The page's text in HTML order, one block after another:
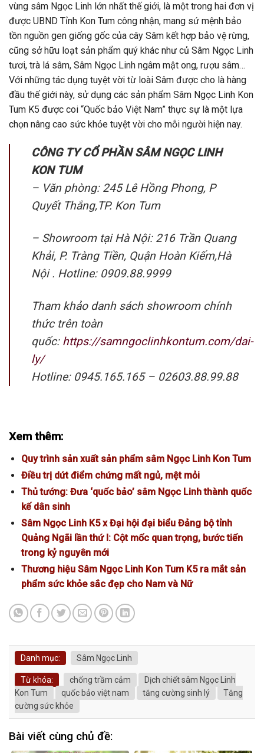
vùng sâm Ngọc Linh lớn nhất thế giới, là một trong hai đơn vị
được UBND Tỉnh Kon Tum công nhận, mang sứ mệnh bảo
tồn nguồn gen giống gốc của cây Sâm kết hợp bảo vệ rừng,
cũng sở hữu loạt sản phẩm quý khác như củ Sâm Ngọc Linh
tươi, trà lá sâm, Sâm Ngọc Linh ngâm mật ong, rượu sâm…
Với những tác dụng tuyệt vời từ loài Sâm được cho là hàng
đầu thế giới này, sử dụng các sản phẩm Sâm Ngọc Linh Kon
Tum K5 được coi “Quốc bảo Việt Nam” thực sự là một lựa
chọn nâng cao sức khỏe tuyệt vời cho mỗi người hiện nay.
CÔNG TY CỔ PHẦN SÂM NGỌC LINH
KON TUM
– Văn phòng: 245 Lê Hồng Phong, P
Quyết Thắng,TP. Kon Tum
– Showroom tại Hà Nội: 216 Trần Quang
Khải, P. Tràng Tiền, Quận Hoàn Kiếm,Hà
Nội . Hotline: 0909.88.9999
Tham khảo danh sách showroom chính
thức trên toàn
quốc: https://samngoclinhkontum.com/dai-
ly/
Hotline: 0945.165.165 – 02603.88.99.88
Xem thêm:
Quy trình sản xuất sản phẩm sâm Ngọc Linh Kon Tum
Điều trị dứt điểm chứng mất ngủ, mệt mỏi
Thủ tướng: Đưa ‘quốc bảo’ sâm Ngọc Linh thành quốc
kế dân sinh
Sâm Ngọc Linh K5 x Đại hội đại biểu Đảng bộ tỉnh
Quảng Ngãi lần thứ I: Cột mốc quan trọng, bước tiến
trong kỷ nguyên mới
Thương hiệu Sâm Ngọc Linh Kon Tum K5 ra mắt sản
phẩm sức khỏe sắc đẹp cho Nam và Nữ
Danh mục: Sâm Ngọc Linh
Từ khóa: chống trầm cảm
Dịch chiết sâm Ngọc Linh
Kon Tum
quốc bảo việt nam tăng cường sinh lý
Tăng
cường sức khỏe
Bài viết cùng chủ đề: